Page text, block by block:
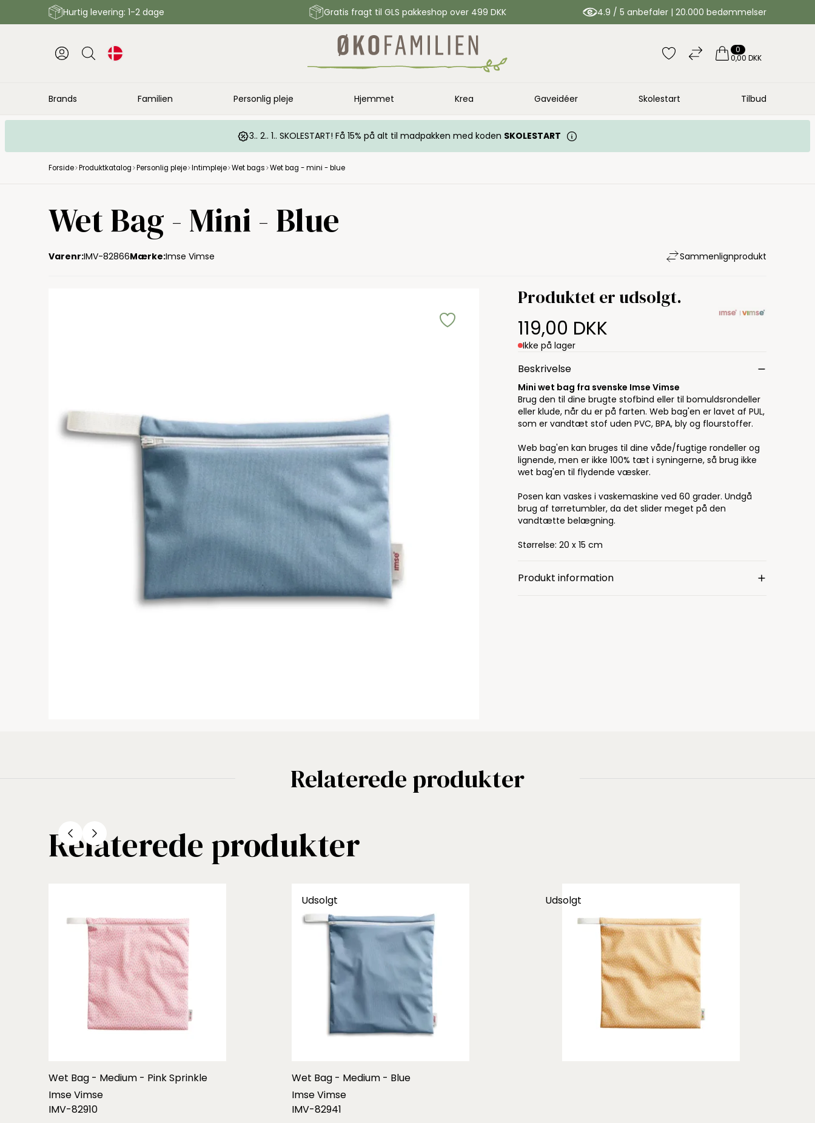
Hurtig levering: 1-2 dage Gratis fragt til GLS pakkeshop over 499 DKK 4.9 / 5 anbefaler | 20.000 bedømmelser
0
0,00 DKK
Brands Familien Personlig pleje Hjemmet Krea Gaveidéer Skolestart Tilbud
3.. 2.. 1.. SKOLESTART! Få 15% på alt til madpakken med koden SKOLESTART
Forside Produktkatalog Personlig pleje Intimpleje Wet bags Wet bag - mini - blue
Imse Vimse
Wet Bag - Mini - Blue
Varenr:IMV-82866Mærke:Imse Vimse Sammenlignprodukt
Produktet er udsolgt.
119,00 DKK
Ikke på lager
Beskrivelse
Mini wet bag fra svenske Imse Vimse
Brug den til dine brugte stofbind eller til bomuldsrondeller
eller klude, når du er på farten. Web bag'en er lavet af PUL,
som er vandtæt stof uden PVC, BPA, bly og flourstoffer.
Web bag'en kan bruges til dine våde/fugtige rondeller og
lignende, men er ikke 100% tæt i syningerne, så brug ikke
wet bag'en til flydende væsker.
Posen kan vaskes i vaskemaskine ved 60 grader. Undgå
brug af tørretumbler, da det slider meget på den
vandtætte belægning.
Størrelse: 20 x 15 cm
Produkt information
Relaterede produkter
Relaterede produkter
Wet Bag - Medium - Pink Sprinkle
Imse Vimse
IMV-82910
Udsolgt
Wet Bag - Medium - Blue
Imse Vimse
IMV-82941
Udsolgt